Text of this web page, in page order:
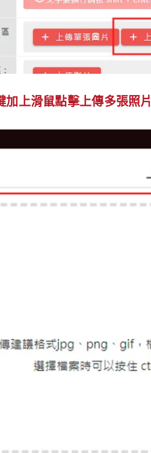
上滑鼠點擊上傳多張照片